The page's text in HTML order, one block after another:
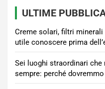
ULTIME
Creme solari, filtri
utile conoscere prima
Sei luoghi straordinari
sempre: perché